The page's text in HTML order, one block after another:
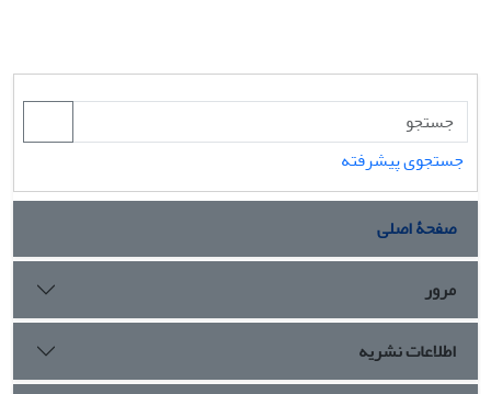
جستجوی پیشرفته
صفحۀ اصلی
مرور
اطلاعات نشریه